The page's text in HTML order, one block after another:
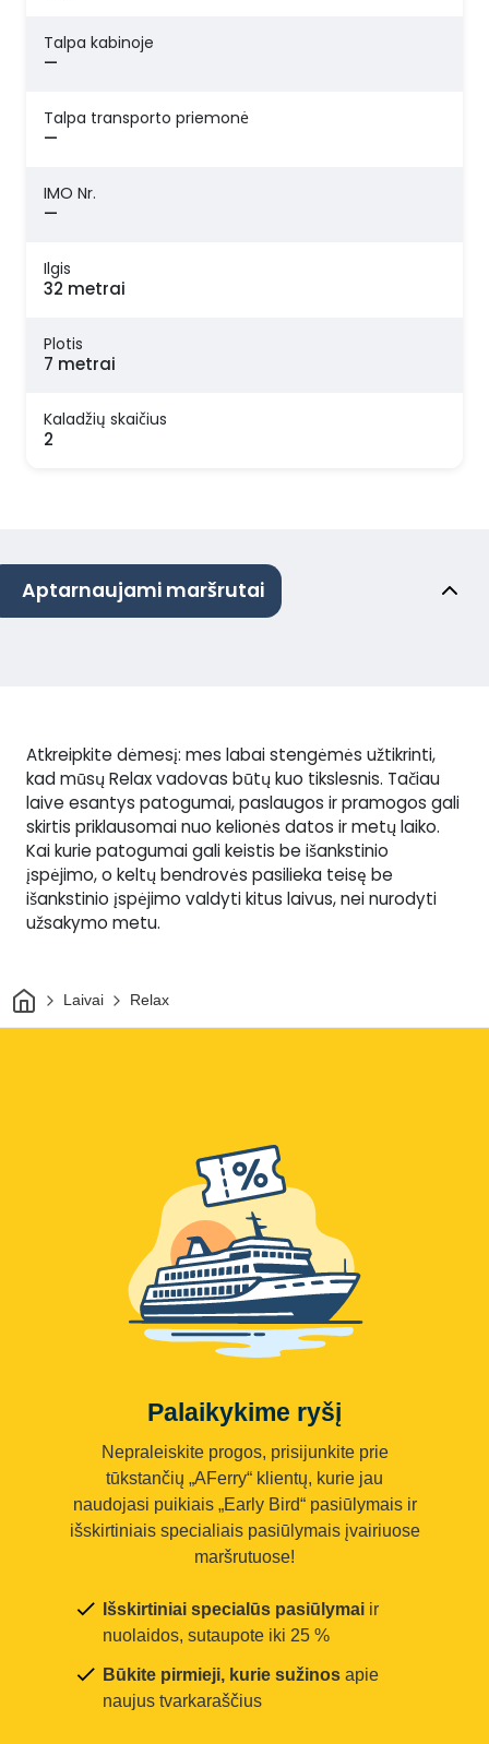
Talpa kabinoje
—
Talpa transporto priemonė
—
IMO Nr.
—
Ilgis
32 metrai
Plotis
7 metrai
Kaladžių skaičius
2
Aptarnaujami maršrutai
Atkreipkite dėmesį: mes labai stengėmės užtikrinti,
kad mūsų Relax vadovas būtų kuo tikslesnis. Tačiau
laive esantys patogumai, paslaugos ir pramogos gali
skirtis priklausomai nuo kelionės datos ir metų laiko.
Kai kurie patogumai gali keistis be išankstinio
įspėjimo, o keltų bendrovės pasilieka teisę be
išankstinio įspėjimo valdyti kitus laivus, nei nurodyti
užsakymo metu.
PradžiaLaivai Relax
Palaikykime ryšį
Nepraleiskite progos, prisijunkite prie
tūkstančių „AFerry“ klientų, kurie jau
naudojasi puikiais „Early Bird“ pasiūlymais ir
išskirtiniais specialiais pasiūlymais įvairiuose
maršrutuose!
Išskirtiniai specialūs pasiūlymai ir
nuolaidos, sutaupote iki 25 %
Būkite pirmieji, kurie sužinos apie
naujus tvarkaraščius